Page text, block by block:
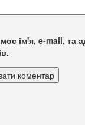
ім'я, e-mail, та